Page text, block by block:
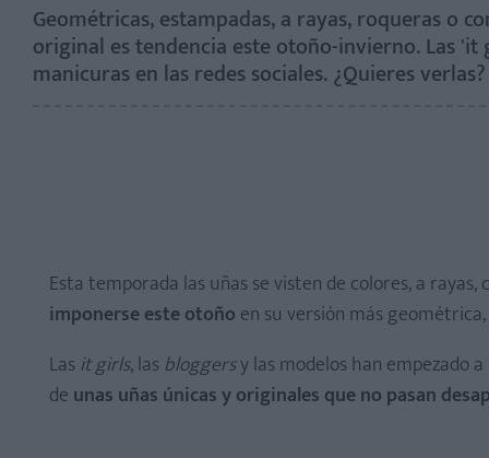
Geométricas, estampadas, a rayas, roqueras o
original es tendencia este otoño-invierno. Las
manicuras en las redes sociales. ¿Quieres verlas?
Esta temporada las uñas se visten de colores, a
imponerse este otoño en su versión más
Las it girls, las bloggersy las modelos han empezado
de unas uñas únicas y originales que no pasan